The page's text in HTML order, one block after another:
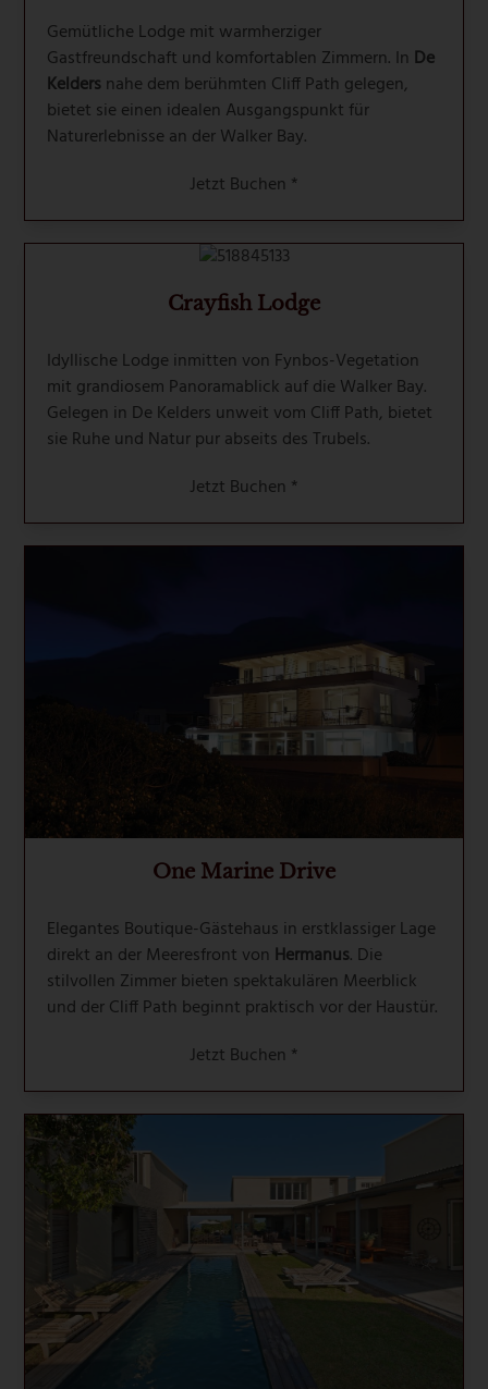
Gemütliche Lodge mit warmherziger
Gastfreundschaft und komfortablen Zimmern. In De
Kelders nahe dem berühmten Cliff Path gelegen,
bietet sie einen idealen Ausgangspunkt für
Naturerlebnisse an der Walker Bay.
Jetzt Buchen *
Crayfish Lodge
Idyllische Lodge inmitten von Fynbos-Vegetation
mit grandiosem Panoramablick auf die Walker Bay.
Gelegen in De Kelders unweit vom Cliff Path, bietet
sie Ruhe und Natur pur abseits des Trubels.
Jetzt Buchen *
One Marine Drive
Elegantes Boutique-Gästehaus in erstklassiger Lage
direkt an der Meeresfront von Hermanus. Die
stilvollen Zimmer bieten spektakulären Meerblick
und der Cliff Path beginnt praktisch vor der Haustür.
Jetzt Buchen *